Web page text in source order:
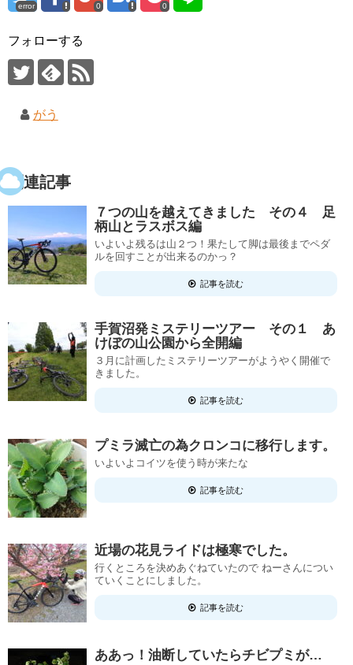
error 0 0
フォローする
がう
関連記事
７つの山を越えてきました その４ 足
柄山とラスボス編
いよいよ残るは山２つ！果たして脚は最後までペダ
ルを回すことが出来るのかっ？
記事を読む
手賀沼発ミステリーツアー その１ あ
けぼの山公園から全開編
３月に計画したミステリーツアーがようやく開催で
きました。
記事を読む
プミラ滅亡の為クロンコに移行します。
いよいよコイツを使う時が来たな
記事を読む
近場の花見ライドは極寒でした。
行くところを決めあぐねていたので ねーさんについ
ていくことにしました。
記事を読む
ああっ！油断していたらチビプミが…